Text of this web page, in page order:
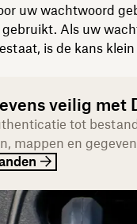
uw wachtwoord
Als uw
is de kans
veilig met
tot
mappen en